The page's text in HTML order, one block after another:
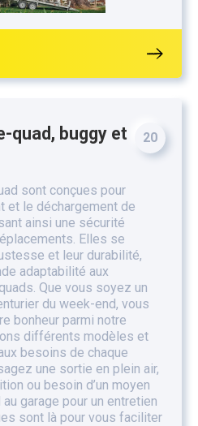
quad, buggy et
20
sont conçues pour
et le déchargement de
ainsi une sécurité
Elles se
et leur durabilité,
adaptabilité aux
Que vous soyez un
du week-end, vous
bonheur parmi notre
différents modèles et
besoins de chaque
une sortie en plein air,
ou besoin d’un moyen
garage pour un entretien
sont là pour vous faciliter